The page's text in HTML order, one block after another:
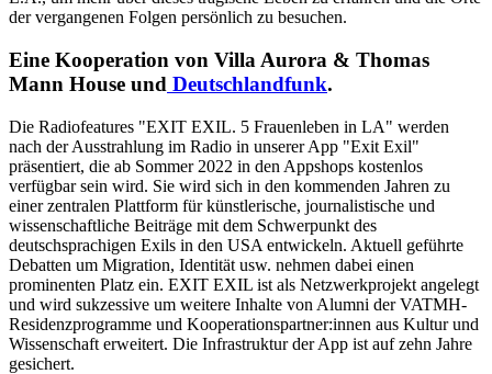
der vergangenen Folgen persönlich zu besuchen.
Eine Kooperation von Villa Aurora & Thomas
Mann House und Deutschlandfunk.
Die Radiofeatures "EXIT EXIL. 5 Frauenleben in LA" werden
nach der Ausstrahlung im Radio in unserer App "Exit Exil"
präsentiert, die ab Sommer 2022 in den Appshops kostenlos
verfügbar sein wird. Sie wird sich in den kommenden Jahren zu
einer zentralen Plattform für künstlerische, journalistische und
wissenschaftliche Beiträge mit dem Schwerpunkt des
deutschsprachigen Exils in den USA entwickeln. Aktuell geführte
Debatten um Migration, Identität usw. nehmen dabei einen
prominenten Platz ein. EXIT EXIL ist als Netzwerkprojekt angelegt
und wird sukzessive um weitere Inhalte von Alumni der VATMH-
Residenzprogramme und Kooperationspartner:innen aus Kultur und
Wissenschaft erweitert. Die Infrastruktur der App ist auf zehn Jahre
gesichert.